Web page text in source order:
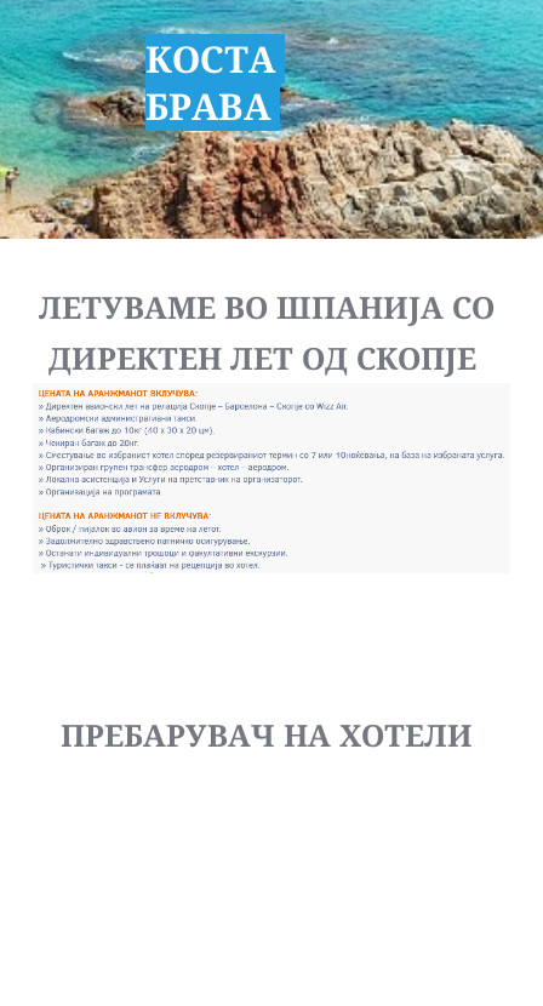
КОСТА
БРАВА
ЛЕТУВАМЕ ВО ШПАНИЈА СО
ДИРЕКТЕН ЛЕТ ОД СКОПЈЕ
ПРЕБАРУВАЧ НА ХОТЕЛИ